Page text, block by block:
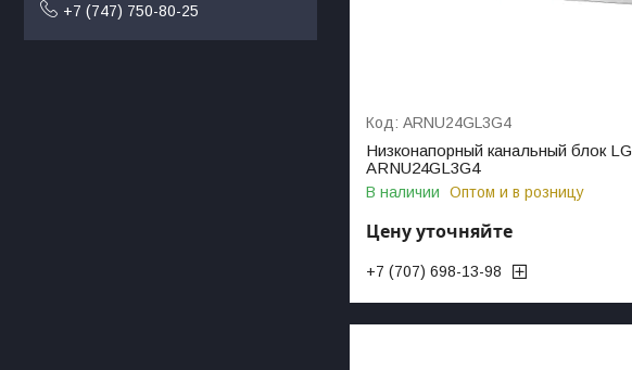
ARNU24GL3G4
Низконапорный канальный блок LG
ARNU24GL3G4
В наличии Оптом и в розницу
Цену уточняйте
+7 (707) 698-13-98
+7 (747) 750-80-25